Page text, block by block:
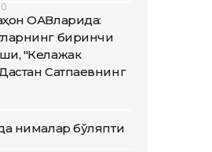
ОАВларида:
биринчи
"Келажак
Сатпаевнинг
нималар бўляпти